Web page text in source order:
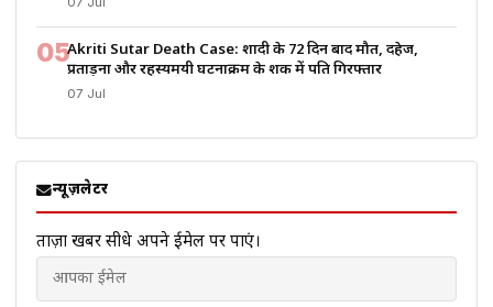
05Akriti Sutar Death Case: शादी के 72 दिन बाद मौत, दहेज,
प्रताड़ना और रहस्यमयी घटनाक्रम के शक में पति गिरफ्तार
07 Jul
न्यूज़लेटर
ताज़ा खबरें सीधे अपने ईमेल पर पाएं।